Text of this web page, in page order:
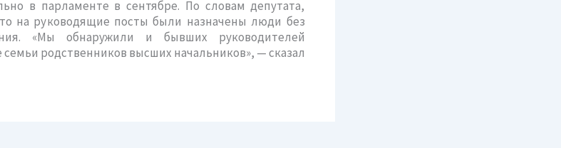
в парламенте в сентябре. По словам депутата,
на руководящие посты были назначены люди без
«Мы обнаружили и бывших руководителей
родственников высших начальников», — сказал